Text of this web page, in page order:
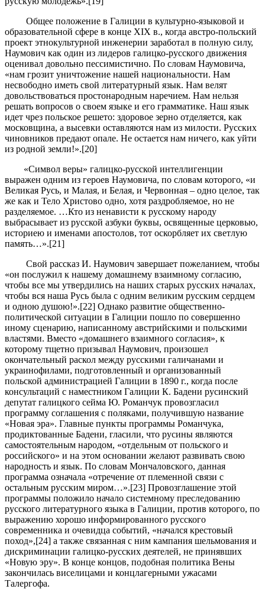
Общее положение в Галиции в культурно-языковой и
образовательной сфере в конце XIX в., когда австро-польский
проект этнокультурной инженерии заработал в полную силу,
Наумович как один из лидеров галицко-русского движения
оценивал довольно пессимистично. По словам Наумовича,
«нам грозит уничтожение нашей национальности. Нам
несвободно иметь свой литературный язык. Нам велят
довольствоваться простонародным наречием. Нам нельзя
решать вопросов о своем языке и его грамматике. Наш язык
идет чрез польское решето: здоровое зерно отделяется, как
московщина, а высевки оставляются нам из милости. Русских
чиновников предают опале. Не остается нам ничего, как уйти
из родной земли!».[20]
«Символ веры» галицко-русской интеллигенции
выражен одним из героев Наумовича, по словам которого, «и
Великая Русь, и Малая, и Белая, и Червонная – одно целое, так
же как и Тело Христово одно, хотя раздробляемое, но не
разделяемое. …Кто из ненависти к русскому народу
выбрасывает из русской азбуки буквы, освященные церковью,
историею и именами апостолов, тот оскорбляет их светлую
память…».[21]
Свой рассказ И. Наумович завершает пожеланием, чтобы
«он послужил к нашему домашнему взаимному согласию,
чтобы все мы утвердились на наших старых русских началах,
чтобы вся наша Русь была с одним великим русским сердцем
и одною душою!».[22] Однако развитие общественно-
политической ситуации в Галиции пошло по совершенно
иному сценарию, написанному австрийскими и польскими
властями. Вместо «домашнего взаимного согласия», к
которому тщетно призывал Наумович, произошел
окончательный раскол между русскими галичанами и
украинофилами, подготовленный и организованный
польской администрацией Галиции в 1890 г., когда после
консультаций с наместником Галиции К. Бадени русинский
депутат галицкого сейма Ю. Романчук провозгласил
программу соглашения с поляками, получившую название
«Новая эра». Главные пункты программы Романчука,
продиктованные Бадени, гласили, что русины являются
самостоятельным народом, «отдельным от польского и
российского» и на этом основании желают развивать свою
народность и язык. По словам Мончаловского, данная
программа означала «отречение от племенной связи с
остальным русским миром…».[23] Провозглашение этой
программы положило начало системному преследованию
русского литературного языка в Галиции, против которого, по
выражению хорошо информированного русского
современника и очевидца событий, «начался крестовый
поход»,[24] а также связанная с ним кампания шельмования и
дискриминации галицко-русских деятелей, не принявших
«Новую эру». В конце концов, подобная политика Вены
закончилась виселицами и концлагерными ужасами
Талергофа.